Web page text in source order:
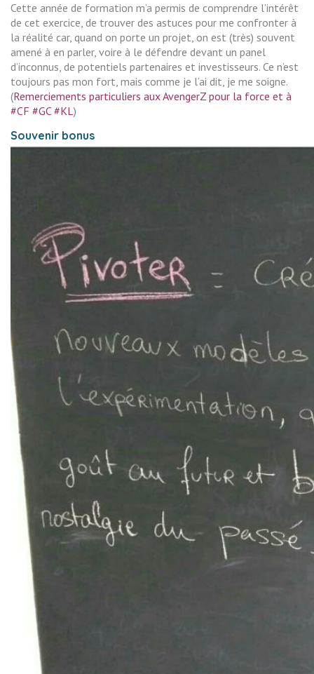
Cette année de formation m’a permis de comprendre l’intérêt
de cet exercice, de trouver des astuces pour me confronter à
la réalité car, quand on porte un projet, on est (très) souvent
amené à en parler, voire à le défendre devant un panel
d’inconnus, de potentiels partenaires et investisseurs. Ce n’est
toujours pas mon fort, mais comme je l’ai dit, je me soigne.
(Remerciements particuliers aux AvengerZ pour la force et à
#CF #GC #KL)
Souvenir bonus